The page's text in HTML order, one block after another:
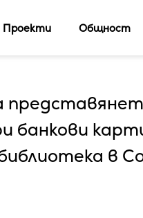
Проекти Общност
банкови
в